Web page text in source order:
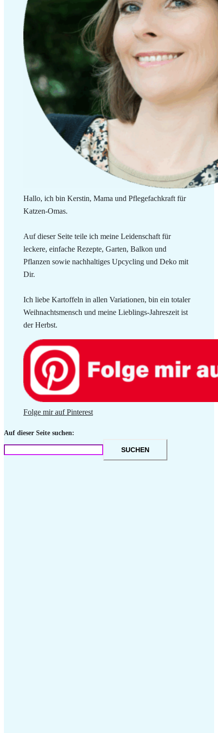
Hallo, ich bin Kerstin, Mama und Pflegefachkraft für
Katzen-Omas.
Auf dieser Seite teile ich meine Leidenschaft für
leckere, einfache Rezepte, Garten, Balkon und
Pflanzen sowie nachhaltiges Upcycling und Deko mit
Dir.
Ich liebe Kartoffeln in allen Variationen, bin ein totaler
Weihnachtsmensch und meine Lieblings-Jahreszeit ist
der Herbst.
Folge mir auf Pinterest
Auf dieser Seite suchen:
SUCHEN